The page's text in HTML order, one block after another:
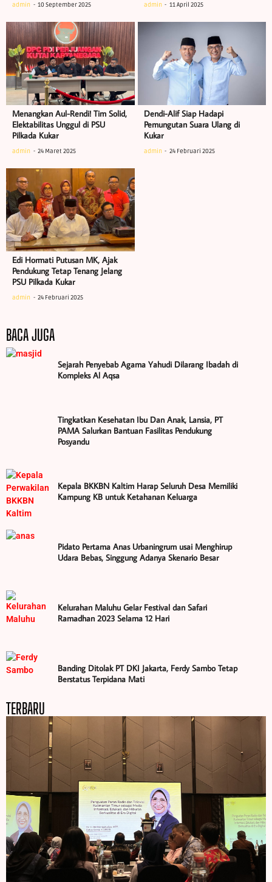
admin 10 September 2025 admin 11 April 2025
Menangkan Aul-Rendi! Tim Solid,
Elektabilitas Unggul di PSU
Pilkada Kukar
admin 24 Maret 2025
Dendi-Alif Siap Hadapi
Pemungutan Suara Ulang di
Kukar
admin 24 Februari 2025
Edi Hormati Putusan MK, Ajak
Pendukung Tetap Tenang Jelang
PSU Pilkada Kukar
admin 24 Februari 2025
BACA JUGA
Sejarah Penyebab Agama Yahudi Dilarang Ibadah di
Kompleks Al Aqsa
Tingkatkan Kesehatan Ibu Dan Anak, Lansia, PT
PAMA Salurkan Bantuan Fasilitas Pendukung
Posyandu
Kepala BKKBN Kaltim Harap Seluruh Desa Memiliki
Kampung KB untuk Ketahanan Keluarga
Pidato Pertama Anas Urbaningrum usai Menghirup
Udara Bebas, Singgung Adanya Skenario Besar
Kelurahan Maluhu Gelar Festival dan Safari
Ramadhan 2023 Selama 12 Hari
Banding Ditolak PT DKI Jakarta, Ferdy Sambo Tetap
Berstatus Terpidana Mati
TERBARU